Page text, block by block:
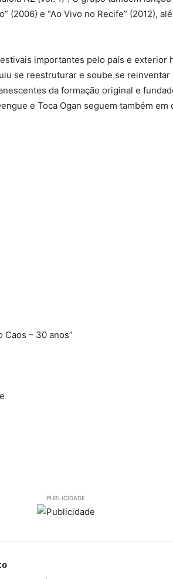
(2006) e “Ao Vivo no Recife” (2012),
importantes pelo país e exterior
se reestruturar e soube se reinventar
da formação original e
e Toca Ogan seguem também em
Caos – 30 anos”
PUBLICIDADE